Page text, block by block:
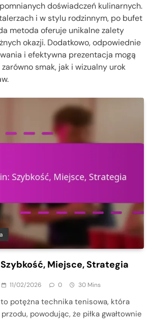
doświadczeń kulinarnych.
i w stylu rodzinnym, po bufet
metoda oferuje unikalne zalety
okazji. Dodatkowo, odpowiednie
i efektywna prezentacja mogą
smak, jak i wizualny urok
Miejsce, Strategia
11/02/2026 0 30 Mins
potężna technika tenisowa, która
powodując, że piłka gwałtownie